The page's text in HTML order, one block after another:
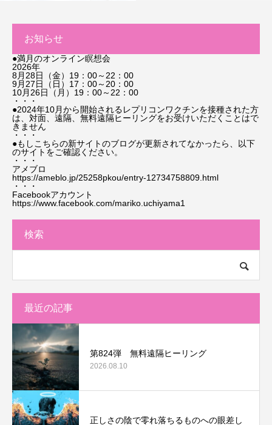
お知らせ
●満月のオンライン瞑想会
2026年
8月28日（金）19：00～22：00
9月27日（日）17：00～20：00
10月26日（月）19：00～22：00
・・・
●2024年10月から開始されるレプリコンワクチンを接種された方
は、対面、遠隔、無料遠隔ヒーリングをお受けいただくことはで
きません
・・・
●もしこちらの新サイトのブログが更新されてなかったら、以下
のサイトをご確認ください。
・・・
アメブロ
https://ameblo.jp/25258pkou/entry-12734758809.html
・・・
Facebookアカウント
https://www.facebook.com/mariko.uchiyama1
検索
最近の記事
第824弾 無料遠隔ヒーリング
2026.08.10
正しさの陰で零れ落ちるものへの眼差し